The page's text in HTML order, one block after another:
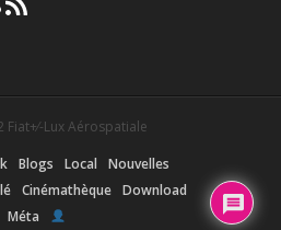
RSS
Fiat+⁄-Lux Aérospatiale
Blogs Local
Nouvelles
Cinémathèque Download
Méta